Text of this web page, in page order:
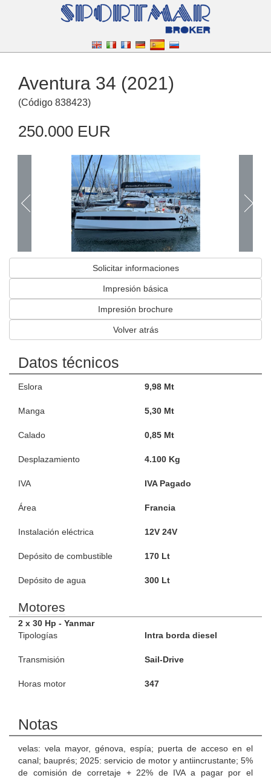
Aventura 34 (2021)
(Código 838423)
250.000 EUR
Solicitar informaciones
Impresión básica
Impresión brochure
Volver atrás
Datos técnicos
Eslora 9,98 Mt
Manga 5,30 Mt
Calado 0,85 Mt
Desplazamiento 4.100 Kg
IVA IVA Pagado
Área Francia
Instalación eléctrica 12V 24V
Depósito de combustible 170 Lt
Depósito de agua 300 Lt
Motores
2 x 30 Hp - Yanmar
Tipologías
Intra borda diesel
Transmisión Sail-Drive
Horas motor 347
Notas
velas: vela mayor, génova, espía; puerta de acceso en el
canal; bauprés; 2025: servicio de motor y antiincrustante; 5%
de comisión de corretaje + 22% de IVA a pagar por el